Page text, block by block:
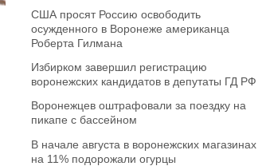
США просят Россию освободить
осужденного в Воронеже американца
Роберта Гилмана
Избирком завершил регистрацию
воронежских кандидатов в депутаты ГД РФ
Воронежцев оштрафовали за поездку на
пикапе с бассейном
В начале августа в воронежских магазинах
на 11% подорожали огурцы